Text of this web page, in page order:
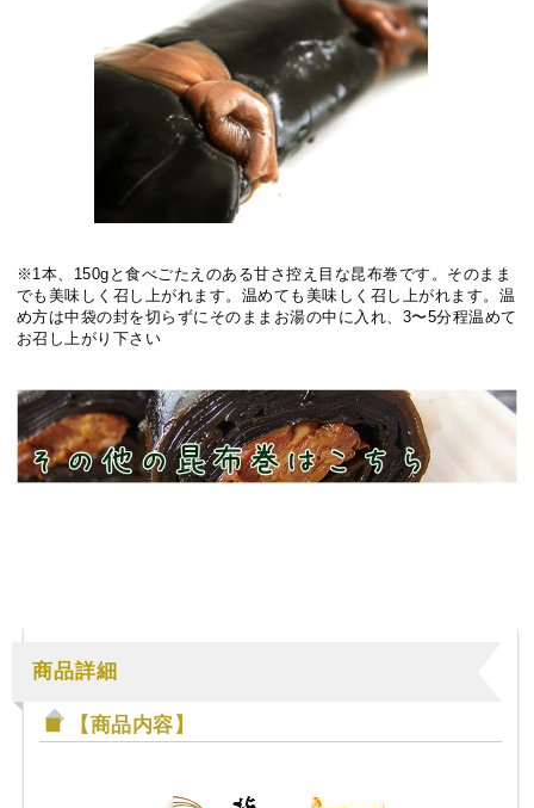
※1本、150gと食べごたえのある甘さ控え目な昆布巻です。そのまま
でも美味しく召し上がれます。温めても美味しく召し上がれます。温
め方は中袋の封を切らずにそのままお湯の中に入れ、3〜5分程温めて
お召し上がり下さい
商品詳細
【商品内容】